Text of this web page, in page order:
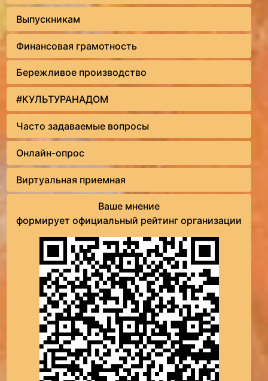
Выпускникам
Финансовая грамотность
Бережливое производство
#КУЛЬТУРАНАДОМ
Часто задаваемые вопросы
Онлайн-опрос
Виртуальная приемная
Ваше мнение
формирует официальный рейтинг организации